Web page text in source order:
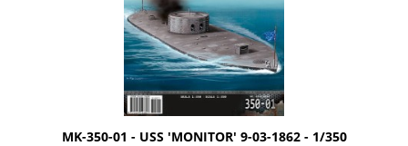
MK-350-01 - USS 'MONITOR' 9-03-1862 - 1/350